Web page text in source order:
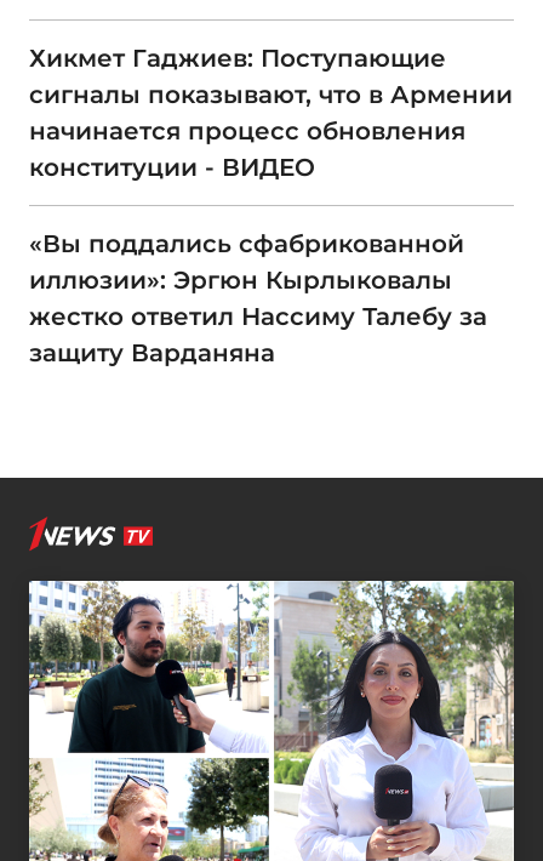
Хикмет Гаджиев: Поступающие
сигналы показывают, что в Армении
начинается процесс обновления
конституции - ВИДЕО
«Вы поддались сфабрикованной
иллюзии»: Эргюн Кырлыковалы
жестко ответил Нассиму Талебу за
защиту Варданяна